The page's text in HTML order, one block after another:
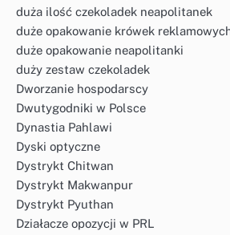
duża ilość czekoladek neapolitanek
duże opakowanie krówek
duże opakowanie neapolitanki
duży zestaw czekoladek
Dworzanie hospodarscy
Dwutygodniki w Polsce
Dynastia Pahlawi
Dyski optyczne
Dystrykt Chitwan
Dystrykt Makwanpur
Dystrykt Pyuthan
Działacze opozycji w PRL